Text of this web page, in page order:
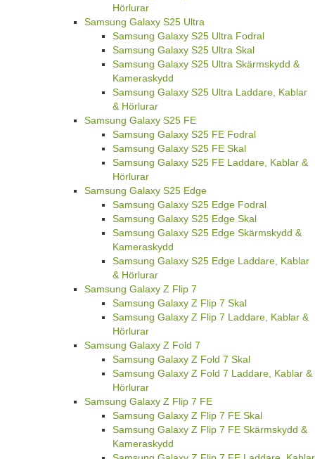
Hörlurar
Samsung Galaxy S25 Ultra
Samsung Galaxy S25 Ultra Fodral
Samsung Galaxy S25 Ultra Skal
Samsung Galaxy S25 Ultra Skärmskydd &
Kameraskydd
Samsung Galaxy S25 Ultra Laddare, Kablar
& Hörlurar
Samsung Galaxy S25 FE
Samsung Galaxy S25 FE Fodral
Samsung Galaxy S25 FE Skal
Samsung Galaxy S25 FE Laddare, Kablar &
Hörlurar
Samsung Galaxy S25 Edge
Samsung Galaxy S25 Edge Fodral
Samsung Galaxy S25 Edge Skal
Samsung Galaxy S25 Edge Skärmskydd &
Kameraskydd
Samsung Galaxy S25 Edge Laddare, Kablar
& Hörlurar
Samsung Galaxy Z Flip 7
Samsung Galaxy Z Flip 7 Skal
Samsung Galaxy Z Flip 7 Laddare, Kablar &
Hörlurar
Samsung Galaxy Z Fold 7
Samsung Galaxy Z Fold 7 Skal
Samsung Galaxy Z Fold 7 Laddare, Kablar &
Hörlurar
Samsung Galaxy Z Flip 7 FE
Samsung Galaxy Z Flip 7 FE Skal
Samsung Galaxy Z Flip 7 FE Skärmskydd &
Kameraskydd